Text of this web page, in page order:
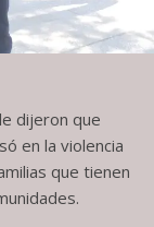
dijeron que
en la violencia
que tienen